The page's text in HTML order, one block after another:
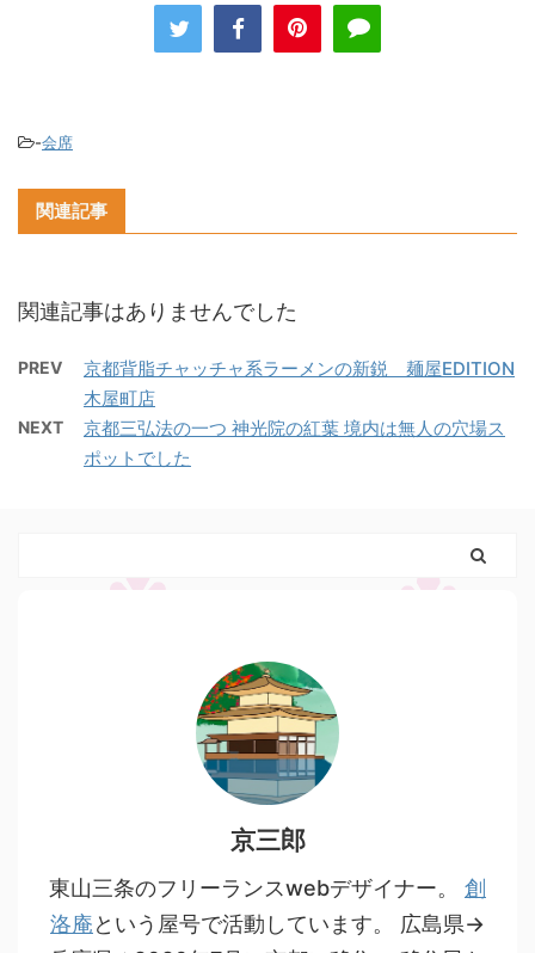
-会席
関連記事
関連記事はありませんでした
PREV
京都背脂チャッチャ系ラーメンの新鋭 麺屋EDITION
木屋町店
NEXT
京都三弘法の一つ 神光院の紅葉 境内は無人の穴場ス
ポットでした
京三郎
東山三条のフリーランスwebデザイナー。 創
洛庵という屋号で活動しています。 広島県→